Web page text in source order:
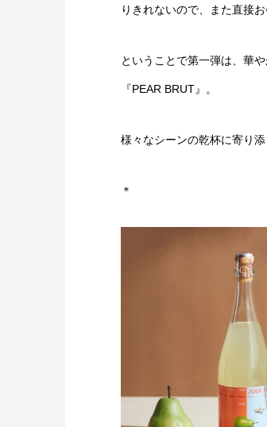
りきれないので、また直接お
ということで第一弾は、華
『PEAR BRUT』。
様々なシーンの乾杯に寄り
＊